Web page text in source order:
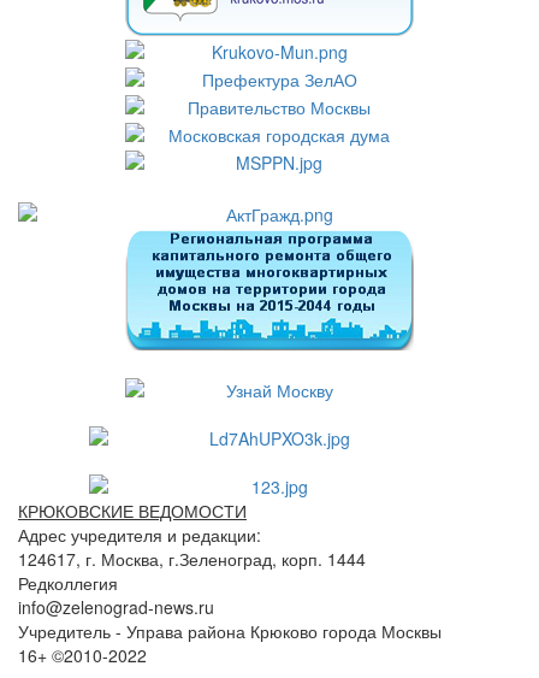
КРЮКОВСКИЕ ВЕДОМОСТИ
Адрес учредителя и редакции:
124617, г. Москва, г.Зеленоград, корп. 1444
Редколлегия
info@zelenograd-news.ru
Учредитель - Управа района Крюково города Москвы
16+ ©2010-2022